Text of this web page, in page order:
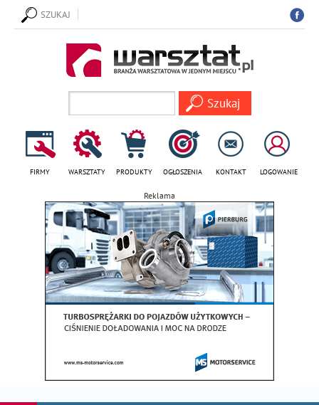
SZUKAJ
FIRMY WARSZTATY PRODUKTY OGŁOSZENIA KONTAKT LOGOWANIE
Reklama